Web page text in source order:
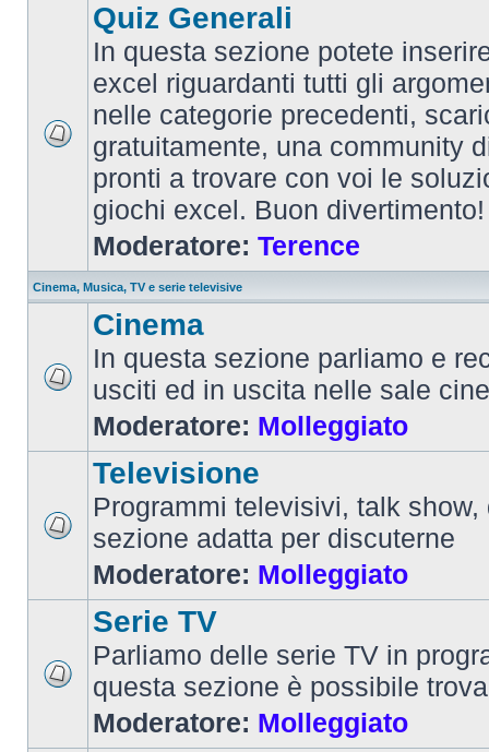
Quiz Generali
In questa sezione potete
excel riguardanti tutti gli
nelle categorie precedenti,
gratuitamente, una community
pronti a trovare con voi le
giochi excel. Buon divertimento!
Moderatore: Terence
Cinema, Musica, TV e serie televisive
Cinema
In questa sezione parliamo e
usciti ed in uscita nelle sale
Moderatore: Molleggiato
Televisione
Programmi televisivi, talk show,
sezione adatta per discuterne
Moderatore: Molleggiato
Serie TV
Parliamo delle serie TV in
questa sezione è possibile
Moderatore: Molleggiato